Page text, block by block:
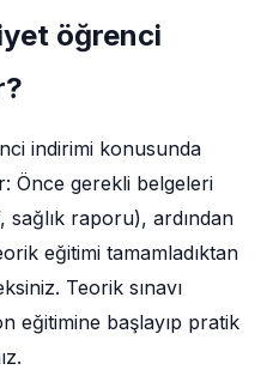
öğrenci
indirimi konusunda
Önce gerekli belgeleri
sağlık raporu), ardından
eğitimi tamamladıktan
Teorik sınavı
eğitimine başlayıp pratik